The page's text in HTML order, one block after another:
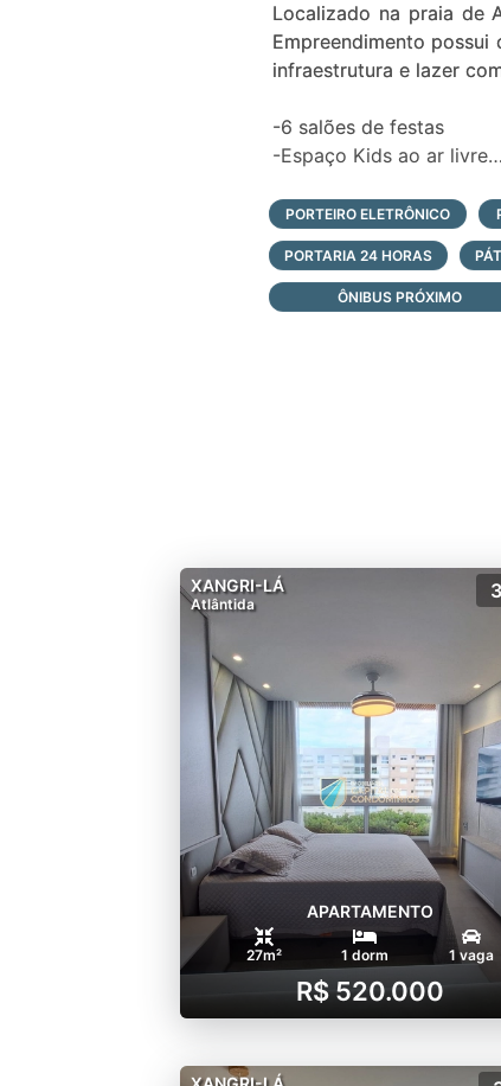
Localizado na praia de
Empreendimento
infraestrutura e lazer
-6 salões de festas
-Espaço Kids ao ar livre
-Academia totalmente
-Quiosque bar da piscina
-Lounge ao ar livre
-Sala de jogos
-Ampla piscina com
para o comércio, um
PORTEIRO ELETRÔNICO
PORTARIA 24 HORAS
ÔNIBUS PRÓXIMO
XANGRI-LÁ
Atlântida
APARTAMENTO
27m² 1 dorm 1 vaga
R$ 520.000